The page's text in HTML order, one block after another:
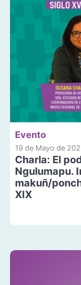
Evento
19 de Mayo de
Charla: El
Ngulumapu.
makuñ/
XIX